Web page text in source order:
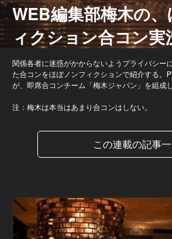
WEB編集部梅木の
ィクション合コン実
関係各者に迷惑がかからないようプライバシー
た合コンをほぼノンフィクションで紹介する。
が、即席合コンチーム「梅木ジャパン」を組成
注：梅木は本当はあまり合コンはしない。
この連載の記事